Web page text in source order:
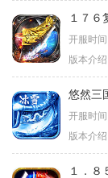
１７６
开服时间
版本介绍
悠然三
开服时间
版本介绍
１．８